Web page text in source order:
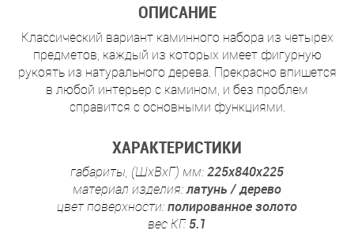
ОПИСАНИЕ
Классический вариант каминного набора из четырех
предметов, каждый из которых имеет фигурную
рукоять из натурального дерева. Прекрасно впишется
в любой интерьер с камином, и без проблем
справится с основными функциями.
ХАРАКТЕРИСТИКИ
габариты, (ШхВхГ) мм:225х840х225
материал изделия:латунь / дерево
цвет поверхности:полированное золото
вес КГ:5.1